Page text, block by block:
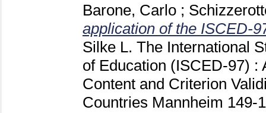
Barone, Carlo ;
application of the ISCED-
Silke L. The International
of Education (ISCED-97) :
Content and Criterion
Countries Mannheim 149-